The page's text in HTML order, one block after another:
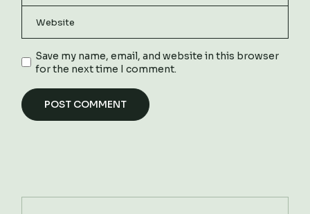
Save my name, email, and website in this browser
for the next time I comment.
POST COMMENT